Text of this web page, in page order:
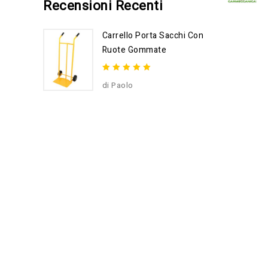
Recensioni Recenti
Carrello Porta Sacchi Con
Ruote Gommate
5
di Paolo